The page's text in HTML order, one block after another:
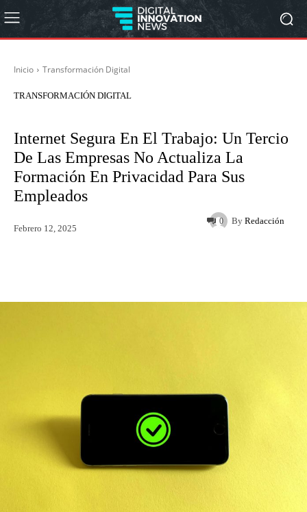
Inicio Transformación Digital
TRANSFORMACIÓN DIGITAL
Internet Segura En El Trabajo: Un Tercio
De Las Empresas No Actualiza La
Formación En Privacidad Para Sus
Empleados
By Redacción
Febrero 12, 2025
0